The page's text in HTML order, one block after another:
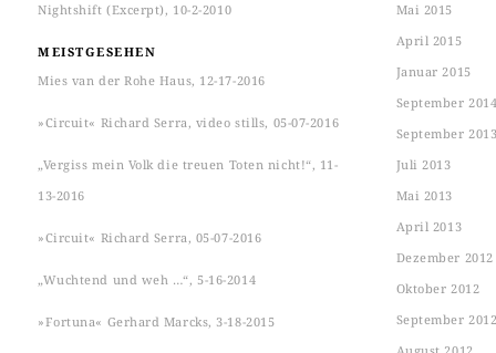
Nightshift (Excerpt), 10-2-2010
MEISTGESEHEN
Mies van der Rohe Haus, 12-17-2016
»Circuit« Richard Serra, video stills, 05-07-2016
„Vergiss mein Volk die treuen Toten nicht!“, 11-
13-2016
»Circuit« Richard Serra, 05-07-2016
„Wuchtend und weh …“, 5-16-2014
»Fortuna« Gerhard Marcks, 3-18-2015
Mai 2015
April 2015
Januar 2015
September
September
Juli 2013
Mai 2013
April 2013
Dezember 2012
Oktober 2012
September